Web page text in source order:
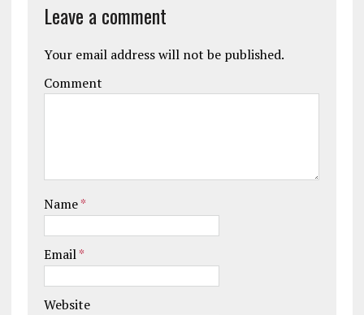
Leave a comment
Your email address will not be published.
Comment
Name*
Email*
Website